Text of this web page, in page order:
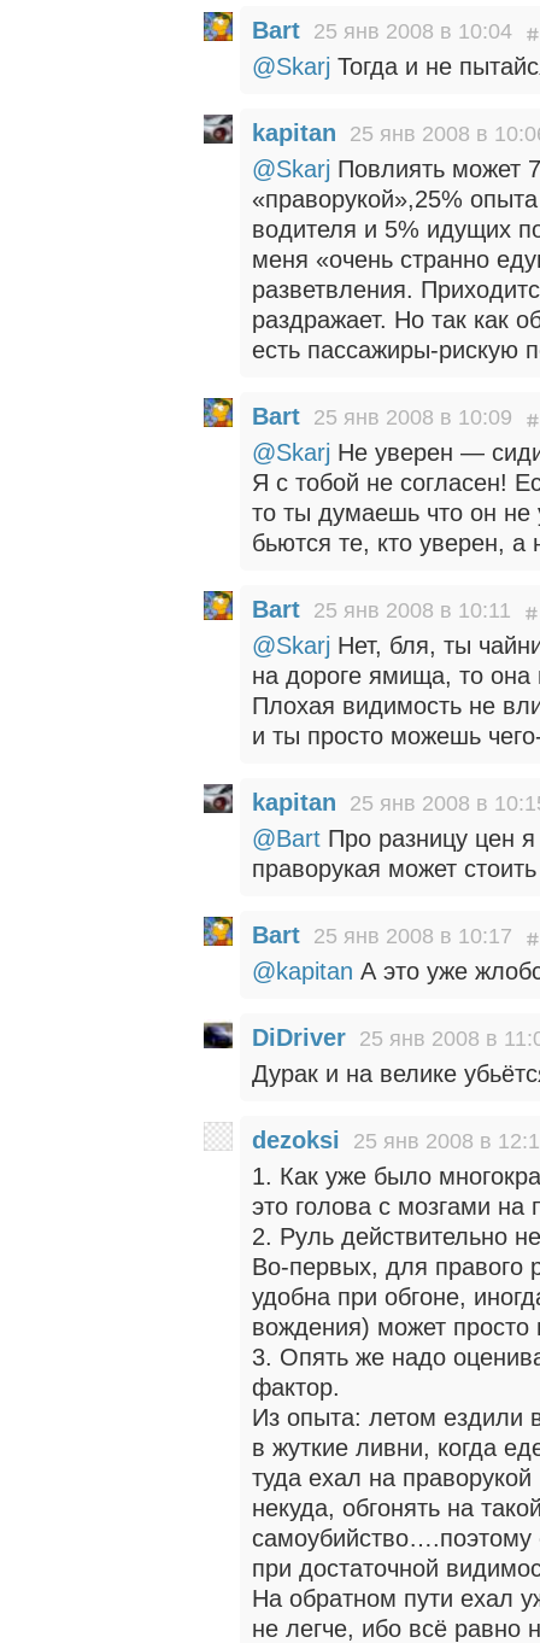
Bart 25 янв 2008 в 10:04
@Skarj Тогда и не
kapitan 25 янв 2008 в
@Skarj Повлиять может
«праворукой»,25%
водителя и 5% идущих
меня «очень странно
разветвления.
раздражает. Но так как
есть пассажиры-рискую
Bart 25 янв 2008 в 10:09
@Skarj Не уверен —
Я с тобой не согласен!
то ты думаешь что он не
бьются те, кто уверен, а
Bart 25 янв 2008 в 10:11
@Skarj Нет, бля, ты
на дороге ямища, то она
Плохая видимость не
и ты просто можешь
kapitan 25 янв 2008 в
@Bart Про разницу цен
праворукая может
Bart 25 янв 2008 в 10:17
@kapitan А это уже
DiDriver 25 янв 2008 в
Дурак и на велике
dezoksi 25 янв 2008 в
1. Как уже было
это голова с мозгами на
2. Руль действительно
Во-первых, для правого
удобна при обгоне,
вождения) может
3. Опять же надо
фактор.
Из опыта: летом ездили
в жуткие ливни, когда
туда ехал на
некуда, обгонять на
самоубийство….поэтому
при достаточной
На обратном пути ехал
не легче, ибо всё равно